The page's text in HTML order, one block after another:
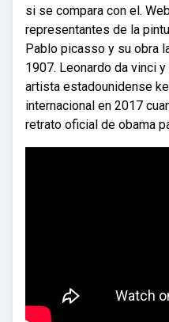
si se compara con el.
representantes de la
Pablo picasso y su obra
1907. Leonardo da vinci
artista estadounidense
internacional en 2017
retrato oficial de obama